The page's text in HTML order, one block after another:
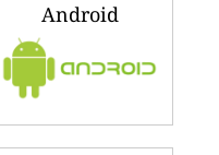
Android